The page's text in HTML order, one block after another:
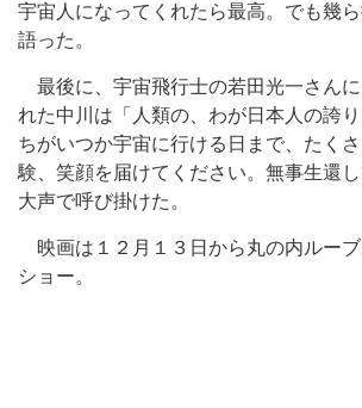
宇宙人になってくれたら最高。でも幾
語った。
最後に、宇宙飛行士の若田光一さん
れた中川は「人類の、わが日本人の誇
ちがいつか宇宙に行ける日まで、たく
験、笑顔を届けてください。無事生還
大声で呼び掛けた。
映画は１２月１３日から丸の内ルー
ショー。